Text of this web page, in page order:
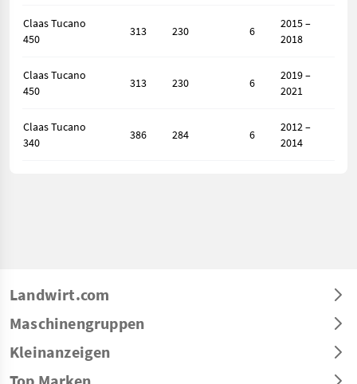
Claas Tucano
450
313 230 6
2015 –
2018
Claas Tucano
450
313 230 6
2019 –
2021
Claas Tucano
340
386 284 6
2012 –
2014
Landwirt.com
Maschinengruppen
Kleinanzeigen